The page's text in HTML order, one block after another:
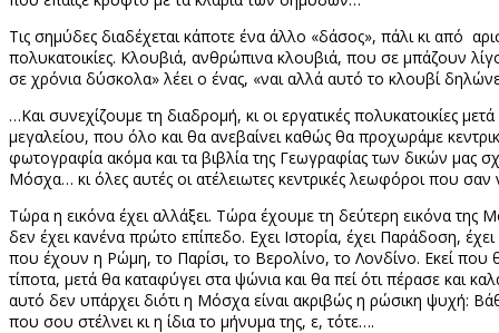
Τις σημύδες διαδέχεται κάποτε ένα άλλο «δάσος», πάλι κι από
πολυκατοικίες. Κλουβιά, ανθρώπινα κλουβιά, που σε μπάζουν
σε χρόνια δύσκολα» λέει ο ένας, «ναι αλλά αυτό το κλουβί
…Και συνεχίζουμε τη διαδρομή, κι οι εργατικές πολυκατοικίες
μεγαλείου, που όλο και θα ανεβαίνει καθώς θα προχωράμε
φωτογραφία ακόμα και τα βιβλία της Γεωγραφίας των δικών
Μόσχα… κι όλες αυτές οι ατέλειωτες κεντρικές λεωφόροι που
Τώρα η εικόνα έχει αλλάξει. Τώρα έχουμε τη δεύτερη εικόνα
δεν έχει κανένα πρώτο επίπεδο. Εχει Ιστορία, έχει Παράδοση,
που έχουν η Ρώμη, το Παρίσι, το Βερολίνο, το Λονδίνο. Εκεί που
τίποτα, μετά θα καταφύγει στα ψώνια και θα πεί ότι πέρασε και
αυτό δεν υπάρχει διότι η Μόσχα είναι ακριβώς η ρώσικη ψυχή:
που σου στέλνει κι η ίδια το μήνυμα της, ε, τότε….